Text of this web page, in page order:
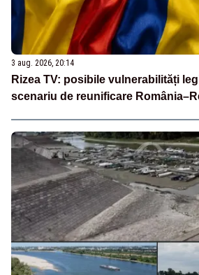
3 aug. 2026, 20:14
Rizea TV: posibile vulnerabilități
scenariu de reunificare